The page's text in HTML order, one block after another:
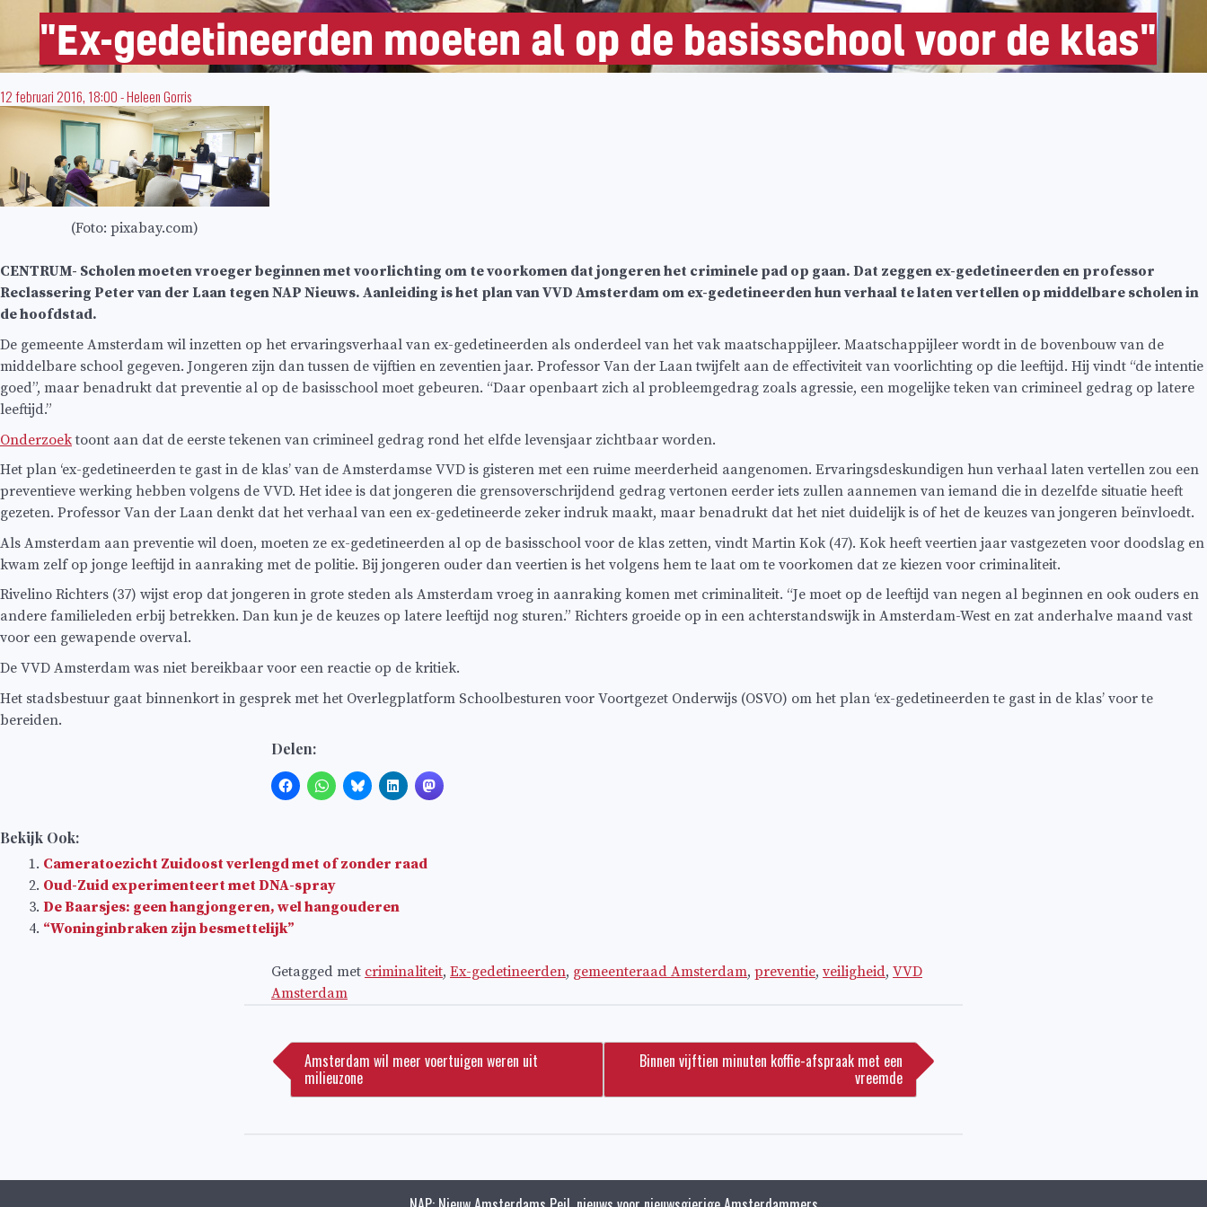
"Ex-gedetineerden moeten al op de basisschool voor de klas"
12 februari 2016, 18:00-Heleen Gorris
(Foto: pixabay.com)
CENTRUM- Scholen moeten vroeger beginnen met voorlichting om te voorkomen dat jongeren het criminele pad op gaan. Dat zeggen ex-gedetineerden en professor
Reclassering Peter van der Laan tegen NAP Nieuws. Aanleiding is het plan van VVD Amsterdam om ex-gedetineerden hun verhaal te laten vertellen op middelbare scholen in
de hoofdstad.
De gemeente Amsterdam wil inzetten op het ervaringsverhaal van ex-gedetineerden als onderdeel van het vak maatschappijleer. Maatschappijleer wordt in de bovenbouw van de
middelbare school gegeven. Jongeren zijn dan tussen de vijftien en zeventien jaar. Professor Van der Laan twijfelt aan de effectiviteit van voorlichting op die leeftijd. Hij vindt “de intentie
goed”, maar benadrukt dat preventie al op de basisschool moet gebeuren. “Daar openbaart zich al probleemgedrag zoals agressie, een mogelijke teken van crimineel gedrag op latere
leeftijd.”
Onderzoektoont aan dat de eerste tekenen van crimineel gedrag rond het elfde levensjaar zichtbaar worden.
Het plan ‘ex-gedetineerden te gast in de klas’ van de Amsterdamse VVD is gisteren met een ruime meerderheid aangenomen. Ervaringsdeskundigen hun verhaal laten vertellen zou een
preventieve werking hebben volgens de VVD. Het idee is dat jongeren die grensoverschrijdend gedrag vertonen eerder iets zullen aannemen van iemand die in dezelfde situatie heeft
gezeten. Professor Van der Laan denkt dat het verhaal van een ex-gedetineerde zeker indruk maakt, maar benadrukt dat het niet duidelijk is of het de keuzes van jongeren beïnvloedt.
Als Amsterdam aan preventie wil doen, moeten ze ex-gedetineerden al op de basisschool voor de klas zetten, vindt Martin Kok (47). Kok heeft veertien jaar vastgezeten voor doodslag en
kwam zelf op jonge leeftijd in aanraking met de politie. Bij jongeren ouder dan veertien is het volgens hem te laat om te voorkomen dat ze kiezen voor criminaliteit.
Rivelino Richters (37) wijst erop dat jongeren in grote steden als Amsterdam vroeg in aanraking komen met criminaliteit. “Je moet op de leeftijd van negen al beginnen en ook ouders en
andere familieleden erbij betrekken. Dan kun je de keuzes op latere leeftijd nog sturen.” Richters groeide op in een achterstandswijk in Amsterdam-West en zat anderhalve maand vast
voor een gewapende overval.
De VVD Amsterdam was niet bereikbaar voor een reactie op de kritiek.
Het stadsbestuur gaat binnenkort in gesprek met het Overlegplatform Schoolbesturen voor Voortgezet Onderwijs (OSVO) om het plan ‘ex-gedetineerden te gast in de klas’ voor te
bereiden.
Delen:
Bekijk Ook:
Cameratoezicht Zuidoost verlengd met of zonder raad
Oud-Zuid experimenteert met DNA-spray
De Baarsjes: geen hangjongeren, wel hangouderen
“Woninginbraken zijn besmettelijk”
Getagged met criminaliteit, Ex-gedetineerden, gemeenteraad Amsterdam, preventie, veiligheid, VVD
Amsterdam
navigatie
Amsterdam wil meer voertuigen weren uit
milieuzone
Binnen vijftien minuten koffie-afspraak met een
vreemde